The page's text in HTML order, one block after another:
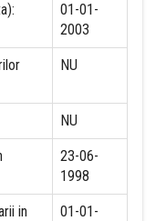
01-01-
2003
NU
NU
23-06-
1998
in
01-01-